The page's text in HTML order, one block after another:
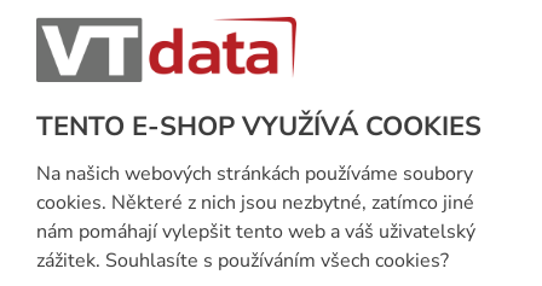
TENTO E-SHOP VYUŽÍVÁ COOKIES
Na našich webových stránkách používáme soubory
cookies. Některé z nich jsou nezbytné, zatímco jiné
nám pomáhají vylepšit tento web a váš uživatelský
zážitek. Souhlasíte s používáním všech cookies?
Informace k dostupnosti zboží
Obecné informace